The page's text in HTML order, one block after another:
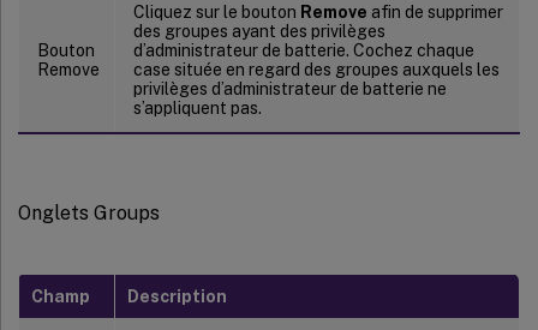
Bouton
Remove
Cliquez sur le bouton Remove afin de supprimer
des groupes ayant des privilèges
d’administrateur de batterie. Cochez chaque
case située en regard des groupes auxquels les
privilèges d’administrateur de batterie ne
s’appliquent pas.
Onglets Groups
Champ Description